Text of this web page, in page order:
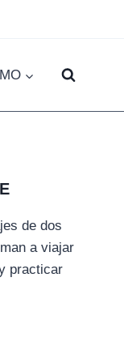
de dos
a viajar
practicar